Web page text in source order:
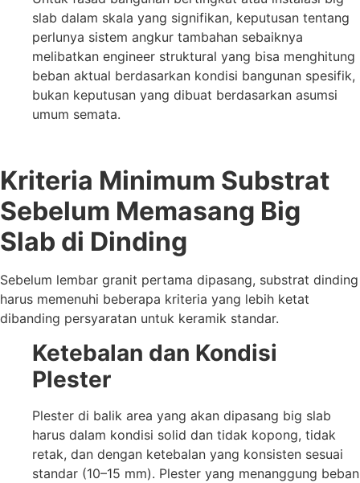
slab dalam skala yang signifikan, keputusan tentang
perlunya sistem angkur tambahan sebaiknya
melibatkan engineer struktural yang bisa menghitung
beban aktual berdasarkan kondisi bangunan spesifik,
bukan keputusan yang dibuat berdasarkan asumsi
umum semata.
Kriteria Minimum Substrat
Sebelum Memasang Big
Slab di Dinding
Sebelum lembar granit pertama dipasang, substrat dinding
harus memenuhi beberapa kriteria yang lebih ketat
dibanding persyaratan untuk keramik standar.
Ketebalan dan Kondisi
Plester
Plester di balik area yang akan dipasang big slab
harus dalam kondisi solid dan tidak kopong, tidak
retak, dan dengan ketebalan yang konsisten sesuai
standar (10–15 mm). Plester yang menanggung beban